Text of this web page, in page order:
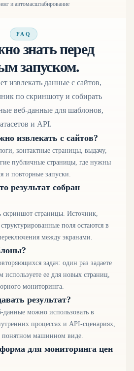
и автомасштабирование
FAQ
знать перед
запуском.
извлекать данные с сайтов,
по скриншоту и собирать
веб-данные для шаблонов,
и API.
извлекать с сайтов?
контактные страницы, выдачу,
публичные страницы, где нужны
и повторные запуски.
результат собран
скриншот страницы. Источник,
поля остаются в
между экранами.
задач: один раз задаете
используете ее для новых страниц,
мониторинга.
результат?
данные можно использовать в
процессах и API-сценариях,
понятном машинном виде.
для мониторинга цен